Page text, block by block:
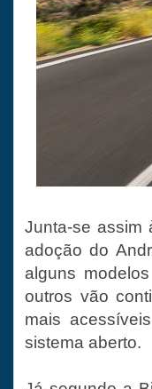
Junta-se assim
adoção do
alguns
outros vão
mais
sistema aberto.